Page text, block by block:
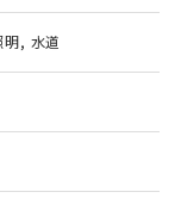
, 水道